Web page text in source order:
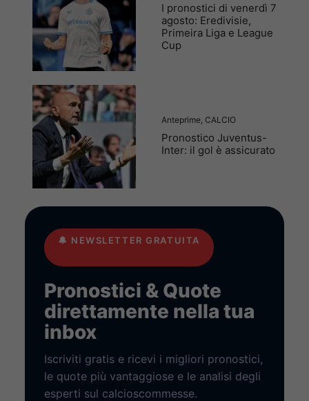
I pronostici di venerdì 7
agosto: Eredivisie,
Primeira Liga e League
Cup
Anteprime CALCIO
Pronostico Juventus-
Inter: il gol è assicurato
🔔 NEWSLETTER GRATUITA
Pronostici & Quote
direttamente nella tua
inbox
Iscriviti gratis e ricevi i migliori pronostici,
le quote più vantaggiose e le analisi degli
esperti sul calcioscommesse.